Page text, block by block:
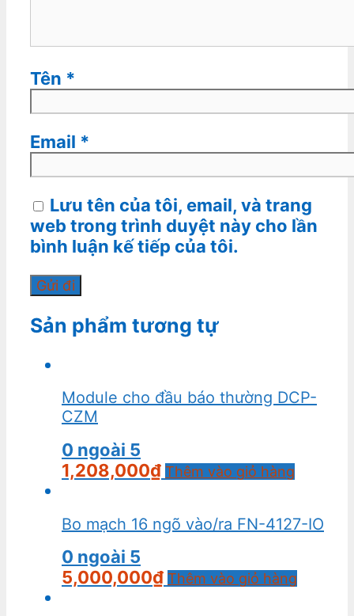
Tên *
Email *
Lưu tên của tôi, email, và trang
web trong trình duyệt này cho lần
bình luận kế tiếp của tôi.
Sản phẩm tương tự
Module cho đầu báo thường DCP-
CZM
0 ngoài 5
1,208,000₫ Thêm vào giỏ hàng
Bo mạch 16 ngõ vào/ra FN-4127-IO
0 ngoài 5
5,000,000₫ Thêm vào giỏ hàng